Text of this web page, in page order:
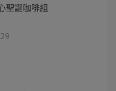
聖誕咖啡組